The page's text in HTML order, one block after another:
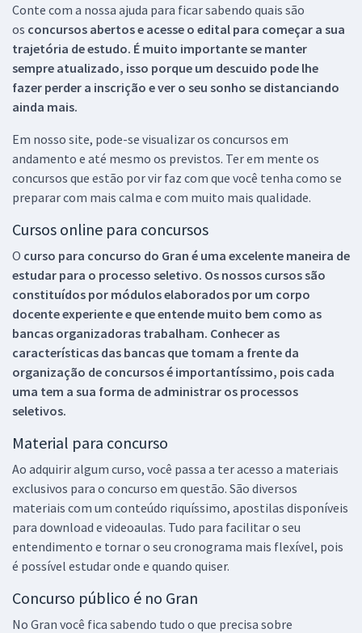
Conte com a nossa ajuda para ficar sabendo quais são
os concursos abertos e acesse o edital para começar a sua
trajetória de estudo. É muito importante se manter
sempre atualizado, isso porque um descuido pode lhe
fazer perder a inscrição e ver o seu sonho se distanciando
ainda mais.
Em nosso site, pode-se visualizar os concursos em
andamento e até mesmo os previstos. Ter em mente os
concursos que estão por vir faz com que você tenha como se
preparar com mais calma e com muito mais qualidade.
Cursos online para concursos
O curso para concurso do Gran é uma excelente maneira de
estudar para o processo seletivo. Os nossos cursos são
constituídos por módulos elaborados por um corpo
docente experiente e que entende muito bem como as
bancas organizadoras trabalham. Conhecer as
características das bancas que tomam a frente da
organização de concursos é importantíssimo, pois cada
uma tem a sua forma de administrar os processos
seletivos.
Material para concurso
Ao adquirir algum curso, você passa a ter acesso a materiais
exclusivos para o concurso em questão. São diversos
materiais com um conteúdo riquíssimo, apostilas disponíveis
para download e videoaulas. Tudo para facilitar o seu
entendimento e tornar o seu cronograma mais flexível, pois
é possível estudar onde e quando quiser.
Concurso público é no Gran
No Gran você fica sabendo tudo o que precisa sobre